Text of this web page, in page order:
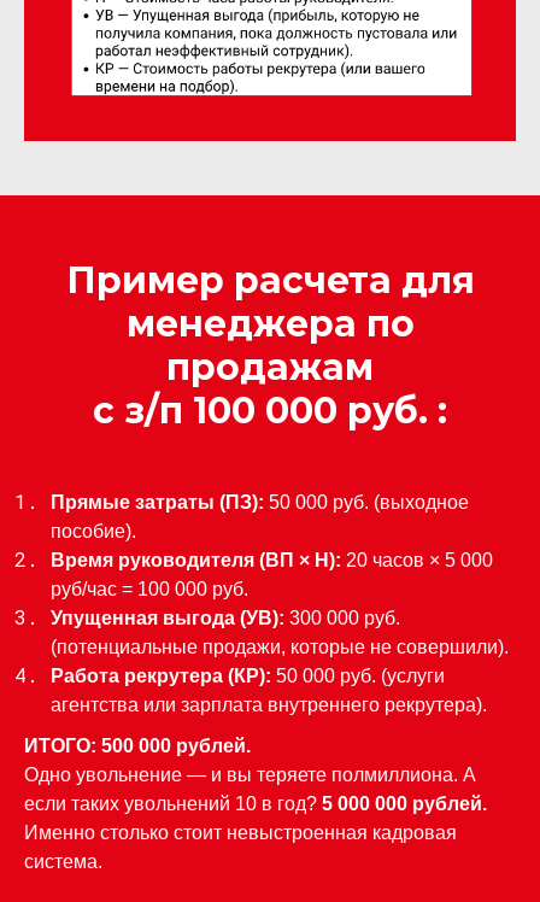
Пример расчета для
менеджера по
продажам
с з/п 100 000 руб. :
Прямые затраты (ПЗ): 50 000 руб. (выходное
пособие).
Время руководителя (ВП × Н): 20 часов × 5 000
руб/час = 100 000 руб.
Упущенная выгода (УВ): 300 000 руб.
(потенциальные продажи, которые не совершили).
Работа рекрутера (КР): 50 000 руб. (услуги
агентства или зарплата внутреннего рекрутера).
ИТОГО: 500 000 рублей.
Одно увольнение — и вы теряете полмиллиона. А
если таких увольнений 10 в год? 5 000 000 рублей.
Именно столько стоит невыстроенная кадровая
система.